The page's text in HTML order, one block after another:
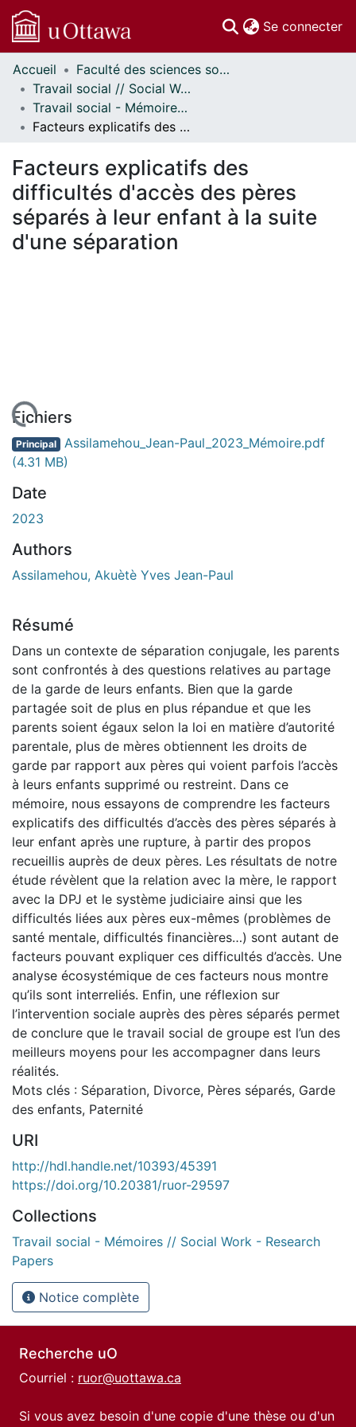
Se connecter
Communautés
et collections
Parcourir
Statistiques
À propos
Accueil
Faculté des sciences sociales // Faculty of Social Sciences
Travail social // Social Work
Travail social - Mémoires // Social Work - Research Papers
Facteurs explicatifs des difficultés d'accès des pères séparés à leur enfant à la suite d'une séparation
Facteurs explicatifs des
difficultés d'accès des pères
séparés à leur enfant à la suite
d'une séparation
Fichiers
Principal Assilamehou_Jean-Paul_2023_Mémoire.pdf
(4.31 MB)
Date
2023
Authors
Assilamehou, Akuètè Yves Jean-Paul
Résumé
Dans un contexte de séparation conjugale, les parents
sont confrontés à des questions relatives au partage
de la garde de leurs enfants. Bien que la garde
partagée soit de plus en plus répandue et que les
parents soient égaux selon la loi en matière d’autorité
parentale, plus de mères obtiennent les droits de
garde par rapport aux pères qui voient parfois l’accès
à leurs enfants supprimé ou restreint. Dans ce
mémoire, nous essayons de comprendre les facteurs
explicatifs des difficultés d’accès des pères séparés à
leur enfant après une rupture, à partir des propos
recueillis auprès de deux pères. Les résultats de notre
étude révèlent que la relation avec la mère, le rapport
avec la DPJ et le système judiciaire ainsi que les
difficultés liées aux pères eux-mêmes (problèmes de
santé mentale, difficultés financières…) sont autant de
facteurs pouvant expliquer ces difficultés d’accès. Une
analyse écosystémique de ces facteurs nous montre
qu’ils sont interreliés. Enfin, une réflexion sur
l’intervention sociale auprès des pères séparés permet
de conclure que le travail social de groupe est l’un des
meilleurs moyens pour les accompagner dans leurs
réalités.
Mots clés : Séparation, Divorce, Pères séparés, Garde
des enfants, Paternité
URI
http://hdl.handle.net/10393/45391
https://doi.org/10.20381/ruor-29597
Collections
Travail social - Mémoires // Social Work - Research
Papers
Notice complète
Recherche uO
Courriel : ruor@uottawa.ca
Si vous avez besoin d'une copie d'une thèse ou d'un